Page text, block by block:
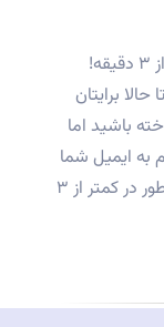
اتصال فرم‌های وردپرس به ایمیل در کمتر از ۳ دقیقه!
برایتان
باشید اما
به ایمیل شما
برسد؟در این مقاله، دقیقاً یاد می‌گیرید چطور در کمتر از ۳